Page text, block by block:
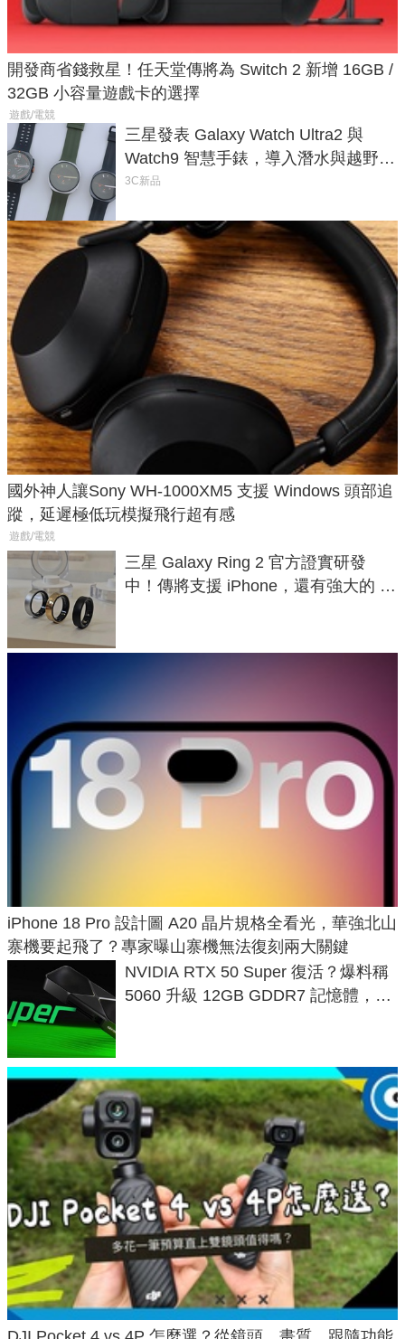
開發商省錢救星！任天堂傳將為 Switch 2 新增 16GB /
32GB 小容量遊戲卡的選擇
遊戲/電競
三星發表 Galaxy Watch Ultra2 與
Watch9 智慧手錶，導入潛水與越野跑
導航功能
3C新品
國外神人讓Sony WH-1000XM5 支援 Windows 頭部追
蹤，延遲極低玩模擬飛行超有感
遊戲/電競
三星 Galaxy Ring 2 官方證實研發
中！傳將支援 iPhone，還有強大的 AI
iPhone 18 Pro 設計圖 A20 晶片規格全看光，華強北山
寨機要起飛了？專家曝山寨機無法復刻兩大關鍵
NVIDIA RTX 50 Super 復活？爆料稱
5060 升級 12GB GDDR7 記憶體，這